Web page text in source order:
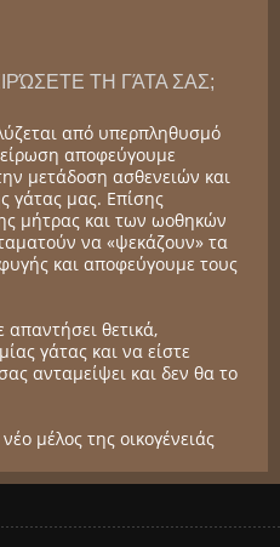
ΤΗ ΓΆΤΑ ΣΑΣ;
από υπερπληθυσμό
αποφεύγουμε
μετάδοση ασθενειών και
γάτας μας. Επίσης
μήτρας και των ωοθηκών
να «ψεκάζουν» τα
και αποφεύγουμε τους
θετικά,
γάτας και να είστε
ανταμείψει και δεν θα το
μέλος της οικογένειάς